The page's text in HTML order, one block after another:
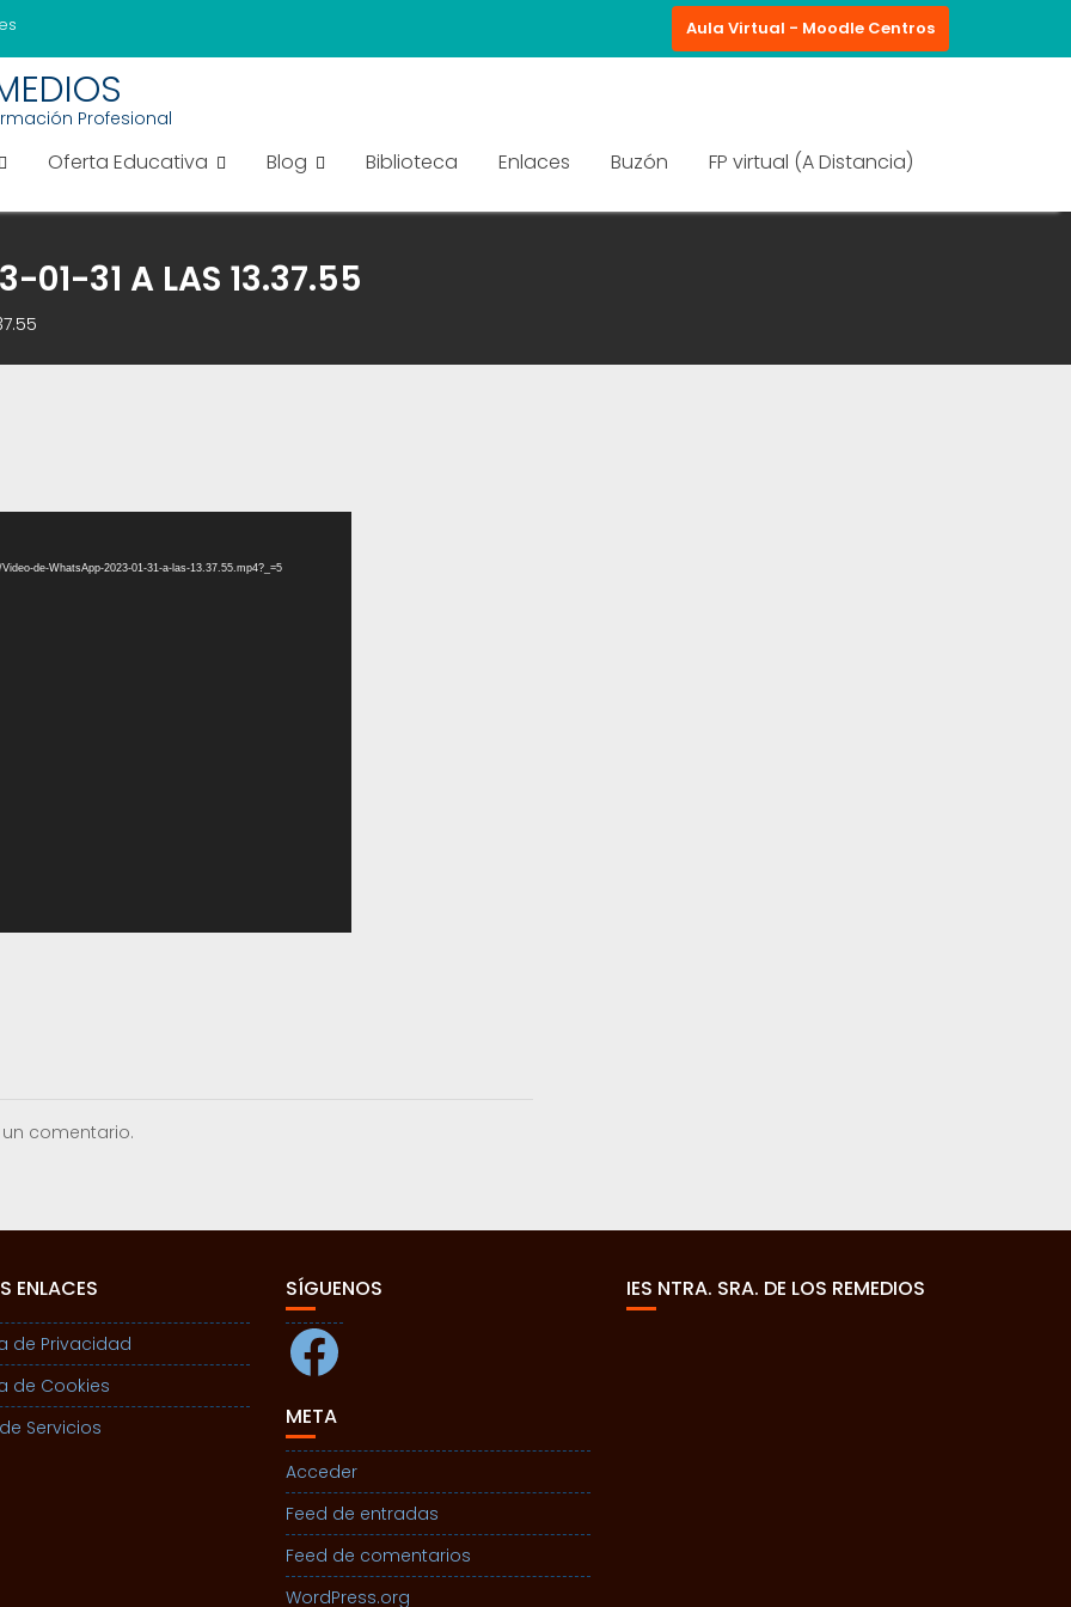
Aula Virtual - Moodle Centros
Profesional
Oferta Educativa Blog Biblioteca Enlaces Buzón FP virtual (A Distancia)
01-31 A LAS 13.37.55
de-WhatsApp-2023-01-31-a-las-13.37.55.mp4?_=5
comentario.
ENLACES
de Privacidad
de Cookies
Servicios
SÍGUENOS
Facebook
META
Acceder
Feed de entradas
Feed de comentarios
WordPress.org
IES NTRA. SRA. DE LOS REMEDIOS